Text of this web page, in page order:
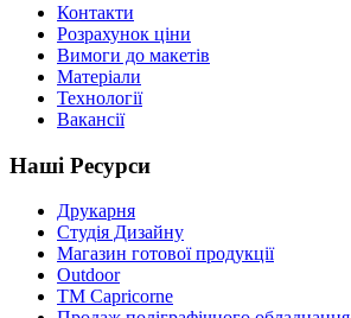
Контакти
Розрахунок ціни
Вимоги до макетів
Матеріали
Технології
Вакансії
Наші Ресурси
Друкарня
Студія Дизайну
Магазин готової продукції
Outdoor
TM Capricorne